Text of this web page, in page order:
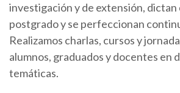
investigación y de extensión, dictan
postgrado y se perfeccionan
Realizamos charlas, cursos y
alumnos, graduados y docentes en
temáticas.